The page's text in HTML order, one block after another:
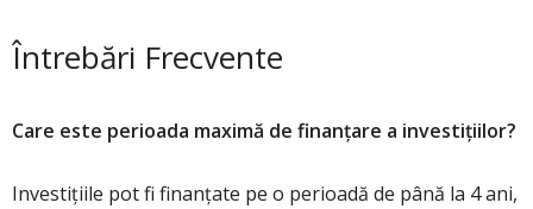
Întrebări Frecvente
Care este perioada maximă de finanțare a investițiilor?
Investițiile pot fi finanțate pe o perioadă de până la 4 ani,